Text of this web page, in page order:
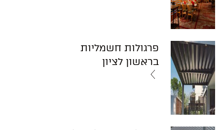
פרגולות חשמליות
בראשון לציון